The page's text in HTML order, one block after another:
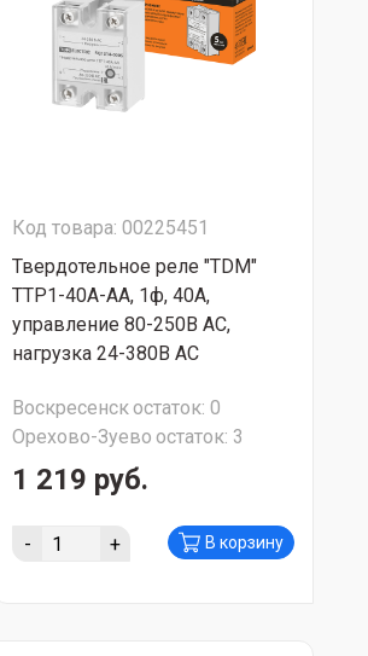
Код товара: 00225451
Твердотельное реле "TDM"
ТТР1-40А-AА, 1ф, 40А,
управление 80-250В AС,
нагрузка 24-380В АС
Воскресенскостаток: 0
Орехово-Зуево остаток: 3
1 219 руб.
- + В корзину